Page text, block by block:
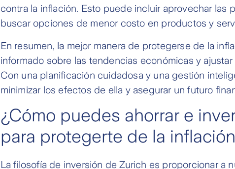
contra la inflación. Esto puede incluir aprovechar las
buscar opciones de menor costo en productos y
En resumen, la mejor manera de protegerse de la
informado sobre las tendencias económicas y
Con una planificación cuidadosa y una gestión
minimizar los efectos de ella y asegurar un futuro
¿Cómo puedes ahorrar e
para protegerte de la
La filosofía de inversión de Zurich es proporcionar a